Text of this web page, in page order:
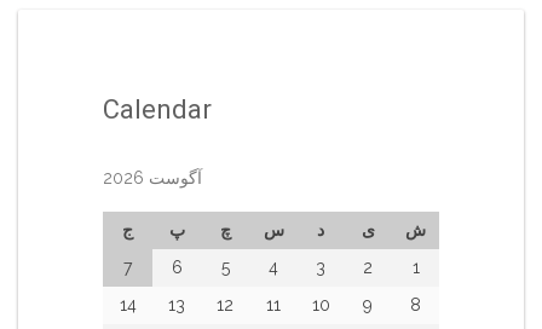
Calendar
آگوست 2026
ش ی د س چ پ
ج
1
2
3
4
5
6
7
8
9
10
11
12
13
14